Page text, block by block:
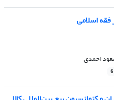
فقه اسلامی
احمدی